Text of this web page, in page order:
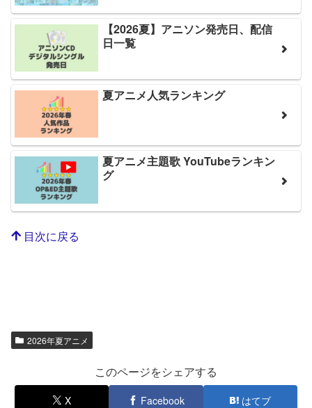
【2026夏】アニソン発売日、配信
日一覧
夏アニメ人気ランキング
夏アニメ主題歌 YouTubeランキン
グ
目次に戻る
2026年夏アニメ
このページをシェアする
X Facebook はてブ